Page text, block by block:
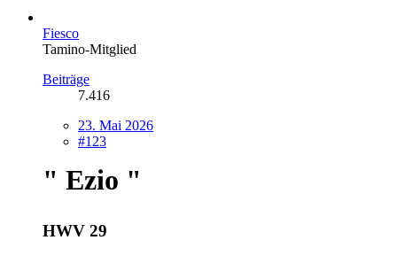
Fiesco
Tamino-Mitglied
Beiträge
7.416
23. Mai 2026
#123
" Ezio "
HWV 29